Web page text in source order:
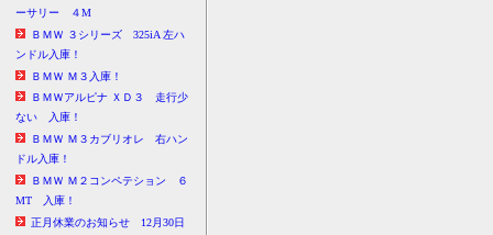
ーサリー ４M
ＢＭＷ ３シリーズ 325iA 左ハ
ンドル入庫！
ＢＭＷ Ｍ３入庫！
ＢＭＷアルピナ ＸＤ３ 走行少
ない 入庫！
ＢＭＷ Ｍ３カブリオレ 右ハン
ドル入庫！
ＢＭＷ Ｍ２コンペテション ６
MT 入庫！
正月休業のお知らせ 12月30日